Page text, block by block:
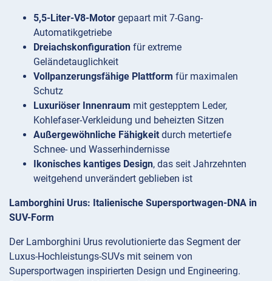
5,5-Liter-V8-Motor gepaart mit 7-Gang-
Automatikgetriebe
Dreiachskonfiguration für extreme
Geländetauglichkeit
Vollpanzerungsfähige Plattform für maximalen
Schutz
Luxuriöser Innenraum mit gestepptem Leder,
Kohlefaser-Verkleidung und beheizten Sitzen
Außergewöhnliche Fähigkeit durch metertiefe
Schnee- und Wasserhindernisse
Ikonisches kantiges Design, das seit Jahrzehnten
weitgehend unverändert geblieben ist
Lamborghini Urus: Italienische Supersportwagen-DNA in
SUV-Form
Der Lamborghini Urus revolutionierte das Segment der
Luxus-Hochleistungs-SUVs mit seinem von
Supersportwagen inspirierten Design und Engineering.